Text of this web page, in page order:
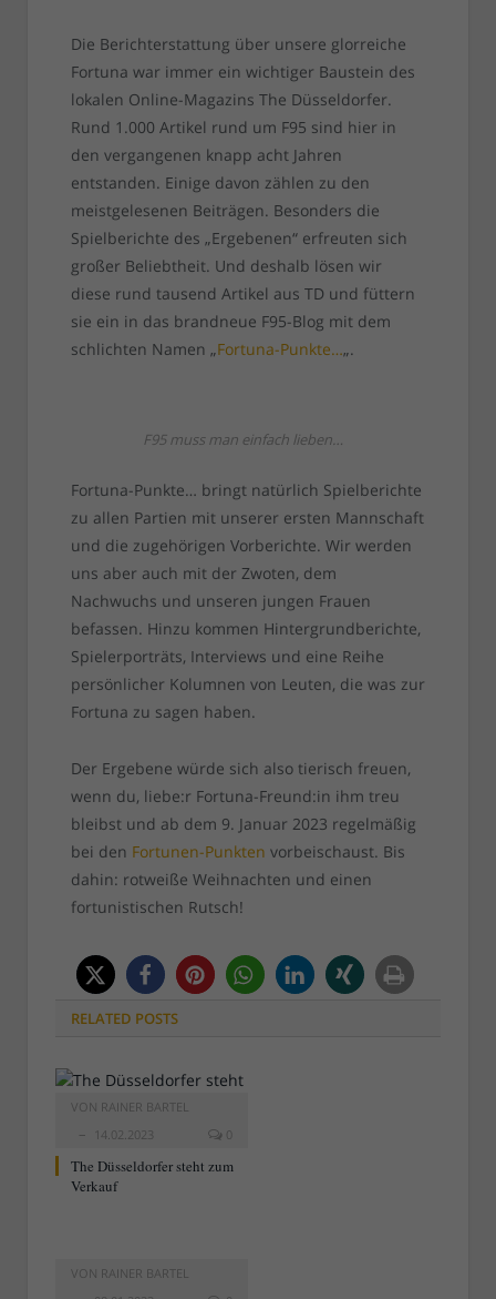
Die Berichterstattung über unsere glorreiche
Fortuna war immer ein wichtiger Baustein des
lokalen Online-Magazins The Düsseldorfer.
Rund 1.000 Artikel rund um F95 sind hier in
den vergangenen knapp acht Jahren
entstanden. Einige davon zählen zu den
meistgelesenen Beiträgen. Besonders die
Spielberichte des „Ergebenen“ erfreuten sich
großer Beliebtheit. Und deshalb lösen wir
diese rund tausend Artikel aus TD und füttern
sie ein in das brandneue F95-Blog mit dem
schlichten Namen „Fortuna-Punkte…„.
F95 muss man einfach lieben…
Fortuna-Punkte… bringt natürlich Spielberichte
zu allen Partien mit unserer ersten Mannschaft
und die zugehörigen Vorberichte. Wir werden
uns aber auch mit der Zwoten, dem
Nachwuchs und unseren jungen Frauen
befassen. Hinzu kommen Hintergrundberichte,
Spielerporträts, Interviews und eine Reihe
persönlicher Kolumnen von Leuten, die was zur
Fortuna zu sagen haben.
Der Ergebene würde sich also tierisch freuen,
wenn du, liebe:r Fortuna-Freund:in ihm treu
bleibst und ab dem 9. Januar 2023 regelmäßig
bei den Fortunen-Punkten vorbeischaust. Bis
dahin: rotweiße Weihnachten und einen
fortunistischen Rutsch!
RELATED POSTS
VON RAINER BARTEL
14.02.2023
0
The Düsseldorfer steht zum
Verkauf
VON RAINER BARTEL